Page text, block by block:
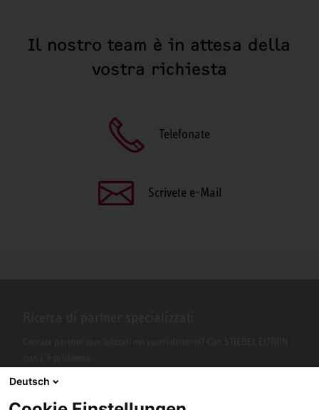
Il nostro team è in attesa della
vostra richiesta
Telefonate
Scrivete e-Mail
Deutsch